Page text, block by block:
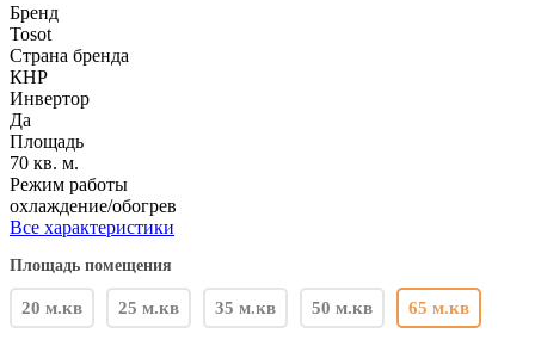
Бренд
Tosot
Страна бренда
КНР
Инвертор
Да
Площадь
70 кв. м.
Режим работы
охлаждение/обогрев
Все характеристики
Площадь помещения
20 м.кв 25 м.кв 35 м.кв 50 м.кв 65 м.кв